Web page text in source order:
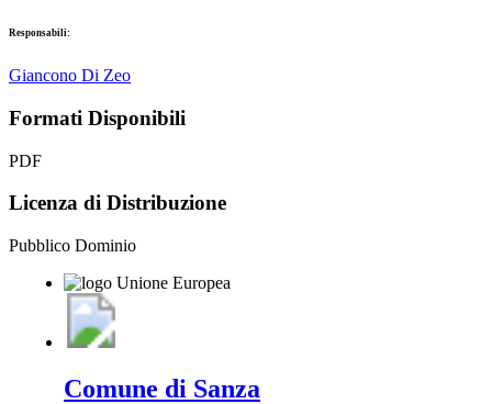
Responsabili:
Giancono Di Zeo
Formati Disponibili
PDF
Licenza di Distribuzione
Pubblico Dominio
Comune di Sanza